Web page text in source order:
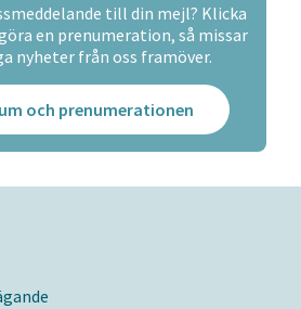
till din mejl? Klicka
en prenumeration, så missar
nyheter från oss framöver.
och prenumerationen